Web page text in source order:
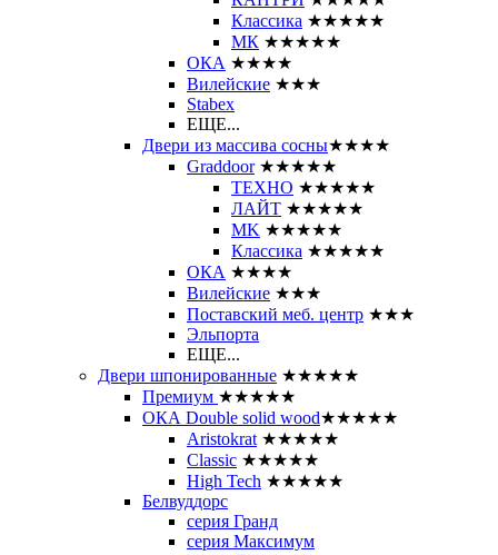
Классика ★★★★★
МК ★★★★★
ОКА ★★★★
Вилейские ★★★
Stabex
ЕЩЕ...
Двери из массива сосны★★★★
Graddoor ★★★★★
ТЕХНО ★★★★★
ЛАЙТ ★★★★★
MK ★★★★★
Классика ★★★★★
ОКА ★★★★
Вилейские ★★★
Поставский меб. центр ★★★
Эльпорта
ЕЩЕ...
Двери шпонированные ★★★★★
Премиум ★★★★★
ОКА Double solid wood★★★★★
Aristokrat ★★★★★
Classic ★★★★★
High Tech ★★★★★
Белвуддорс
серия Гранд
серия Максимум